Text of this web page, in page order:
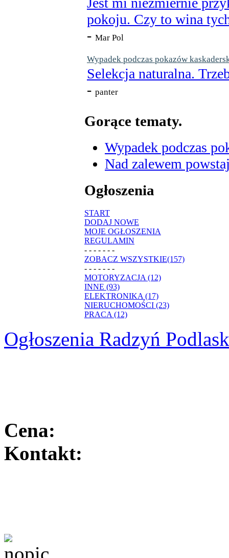
pokoju. Czy to wina
- Mar Pol
Wypadek podczas pokazów
Selekcja naturalna.
- panter
Gorące tematy.
Wypadek podczas
Nad zalewem
Ogłoszenia
START
DODAJ NOWE
MOJE OGŁOSZENIA
REGULAMIN
- - - - - - -
ZOBACZ WSZYSTKIE(157)
- - - - - - -
MOTORYZACJA (12)
INNE (93)
ELEKTRONIKA (17)
NIERUCHOMOŚCI (23)
PRACA (12)
Ogłoszenia Radzyń
Cena:
Kontakt: